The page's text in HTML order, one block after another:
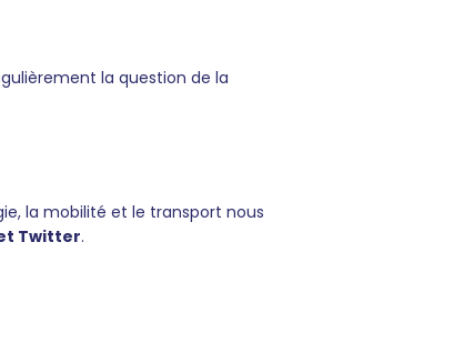
la question de la
la mobilité et le transport nous
Twitter.